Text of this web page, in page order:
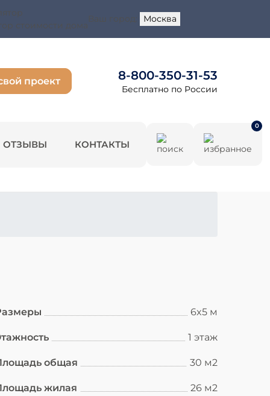
стоимости дома
Ваш город: Москва
проект 8-800-350-31-53
Бесплатно по России
ОТЗЫВЫ КОНТАКТЫ
0
6x5 м
1 этаж
общая 30 м2
жилая 26 м2